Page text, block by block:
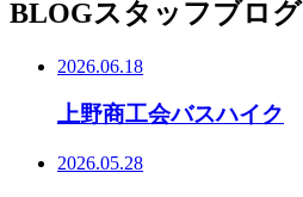
BLOGスタッフブログ
2026.06.18
上野商工会バスハイク
2026.05.28